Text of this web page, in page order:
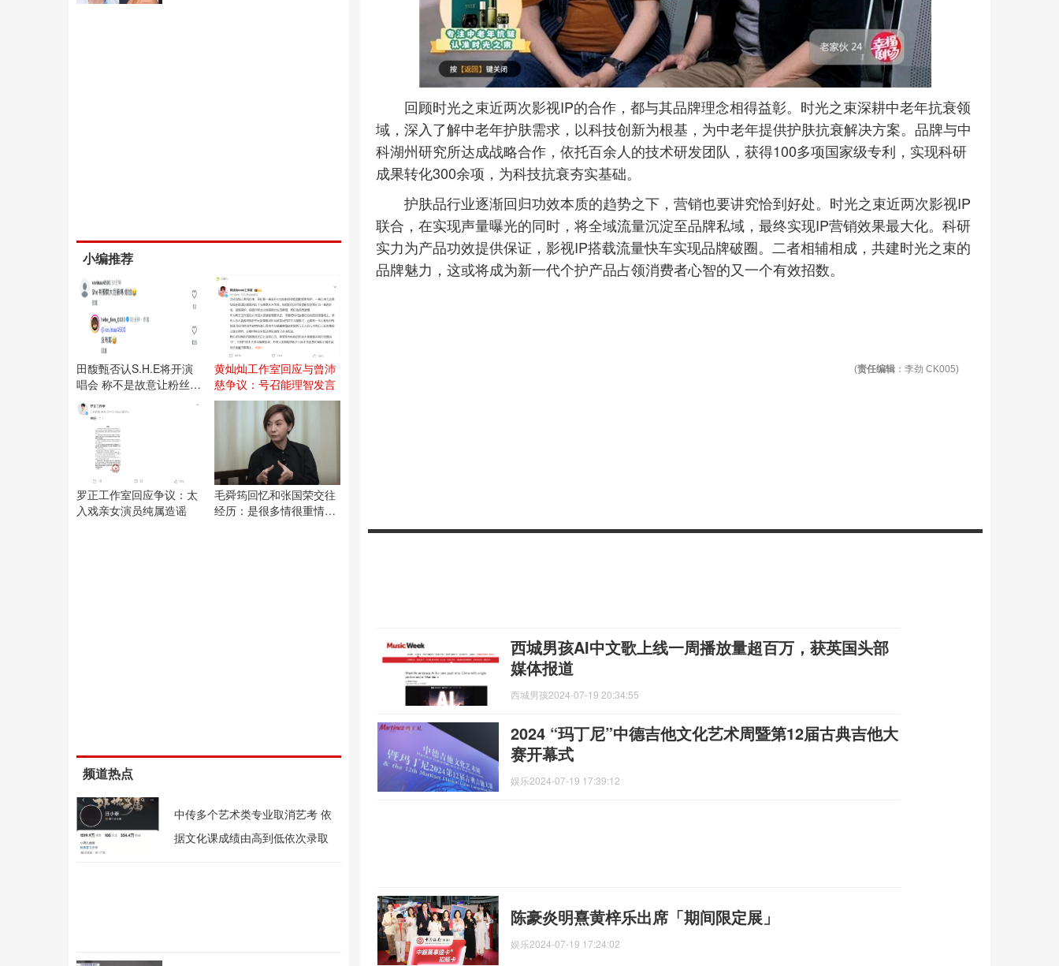
小编推荐
田馥甄否认S.H.E将开演
唱会 称不是故意让粉丝失
望
黄灿灿工作室回应与曾沛
慈争议：号召能理智发言
罗正工作室回应争议：太
入戏亲女演员纯属造谣
毛舜筠回忆和张国荣交往
经历：是很多情很重情的
频道热点
中传多个艺术类专业取消艺考 依
据文化课成绩由高到低依次录取
回顾时光之束近两次影视IP的合作，都与其品牌理念相得益彰。时光之束深耕中老年抗衰领
域，深入了解中老年护肤需求，以科技创新为根基，为中老年提供护肤抗衰解决方案。品牌与中
科湖州研究所达成战略合作，依托百余人的技术研发团队，获得100多项国家级专利，实现科研
成果转化300余项，为科技抗衰夯实基础。
护肤品行业逐渐回归功效本质的趋势之下，营销也要讲究恰到好处。时光之束近两次影视IP
联合，在实现声量曝光的同时，将全域流量沉淀至品牌私域，最终实现IP营销效果最大化。科研
实力为产品功效提供保证，影视IP搭载流量快车实现品牌破圈。二者相辅相成，共建时光之束的
品牌魅力，这或将成为新一代个护产品占领消费者心智的又一个有效招数。
(责任编辑 ：李劲 CK005)
西城男孩AI中文歌上线一周播放量超百万，获英国头部
媒体报道
西城男孩2024-07-19 20:34:55
2024 “玛丁尼”中德吉他文化艺术周暨第12届古典吉他大
赛开幕式
娱乐2024-07-19 17:39:12
陈豪炎明熹黄梓乐出席「期间限定展」
娱乐2024-07-19 17:24:02